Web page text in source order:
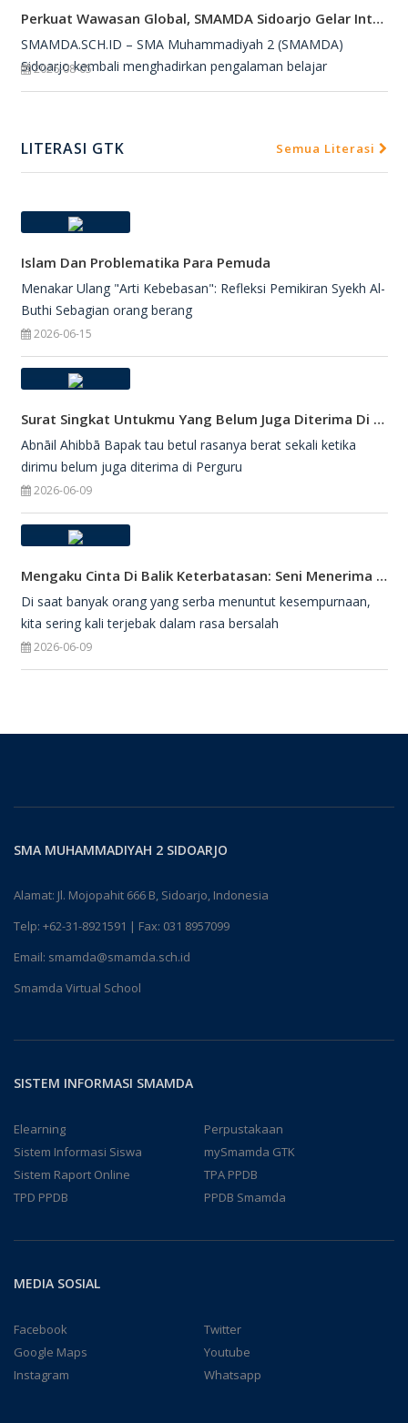
Perkuat Wawasan Global, SMAMDA Sidoarjo Gelar International Talk Show Bersama Mahasiswa Turki
SMAMDA.SCH.ID – SMA Muhammadiyah 2 (SMAMDA)
Sidoarjo kembali menghadirkan pengalaman belajar
2026-08-05
LITERASI GTK Semua Literasi
Islam Dan Problematika Para Pemuda
Menakar Ulang "Arti Kebebasan": Refleksi Pemikiran Syekh Al-
Buthi Sebagian orang berang
2026-06-15
Surat Singkat Untukmu Yang Belum Juga Diterima Di Perguruan Tinggi
Abnāil Ahibbā Bapak tau betul rasanya berat sekali ketika
dirimu belum juga diterima di Perguru
2026-06-09
Mengaku Cinta Di Balik Keterbatasan: Seni Menerima Diri Di Hadapan Ilahi
Di saat banyak orang yang serba menuntut kesempurnaan,
kita sering kali terjebak dalam rasa bersalah
2026-06-09
SMA MUHAMMADIYAH 2 SIDOARJO
Alamat: Jl. Mojopahit 666 B, Sidoarjo, Indonesia
Telp: +62-31-8921591 | Fax: 031 8957099
Email: smamda@smamda.sch.id
Smamda Virtual School
SISTEM INFORMASI SMAMDA
Elearning
Perpustakaan
Sistem Informasi Siswa
mySmamda GTK
Sistem Raport Online
TPA PPDB
TPD PPDB
PPDB Smamda
MEDIA SOSIAL
Facebook
Twitter
Google Maps
Youtube
Instagram
Whatsapp